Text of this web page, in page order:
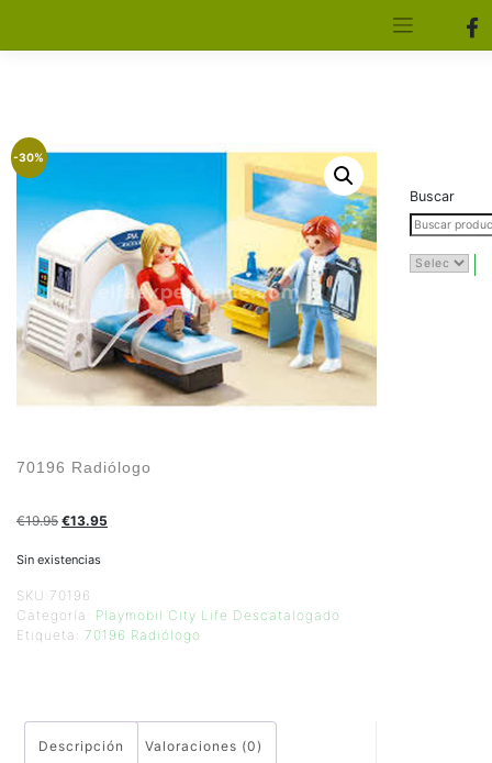
-30%
70196 Radiólogo
€19.95 €13.95
Sin existencias
SKU: 70196
Categoría: Playmobil City Life Descatalogado
Etiqueta: 70196 Radiólogo
Descripción Valoraciones (0)
Buscar